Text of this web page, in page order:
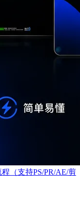
（支持PS/PR/AE/剪